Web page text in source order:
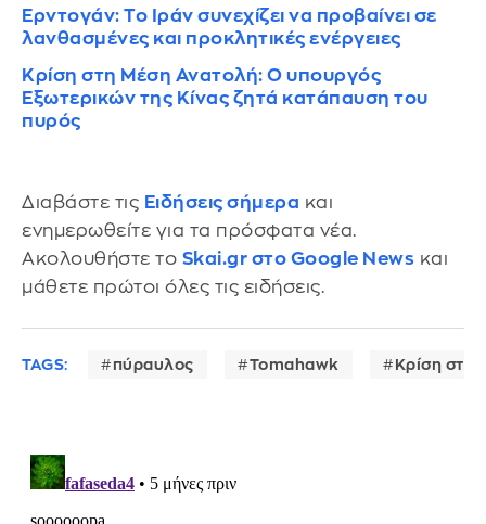
Ερντογάν: Το Ιράν συνεχίζει να προβαίνει σε
λανθασμένες και προκλητικές ενέργειες
Κρίση στη Μέση Ανατολή: Ο υπουργός
Εξωτερικών της Κίνας ζητά κατάπαυση του
πυρός
Διαβάστε τις Ειδήσεις σήμερα και
ενημερωθείτε για τα πρόσφατα νέα.
Ακολουθήστε το Skai.gr στο Google News και
μάθετε πρώτοι όλες τις ειδήσεις.
TAGS: πύραυλος Tomahawk Κρίση στη